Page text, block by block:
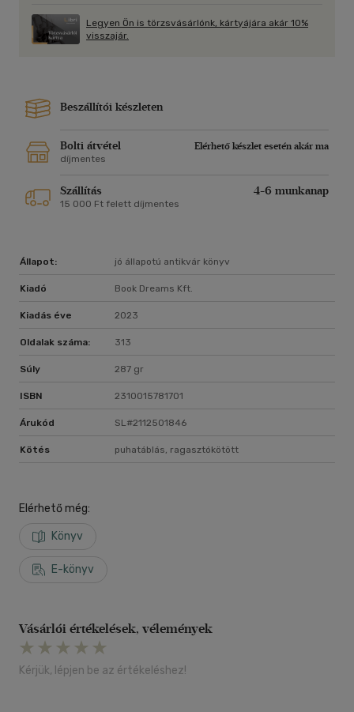
Legyen Ön is törzsvásárlónk, kártyájára akár 10%
visszajár.
Beszállítói készleten
Bolti átvétel
Elérhető készlet esetén akár ma
díjmentes
Szállítás 4-6 munkanap
15 000 Ft felett díjmentes
Állapot: jó állapotú antikvár könyv
Kiadó Book Dreams Kft.
Kiadás éve 2023
Oldalak száma: 313
Súly 287 gr
ISBN 2310015781701
Árukód SL#2112501846
Kötés puhatáblás, ragasztókötött
Elérhető még:
Könyv
E-könyv
Vásárlói értékelések, vélemények
Kérjük, lépjen be az értékeléshez!